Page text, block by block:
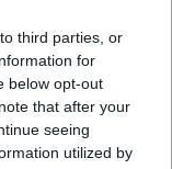
third parties, or
for
below opt-out
that after your
seeing
utilized by